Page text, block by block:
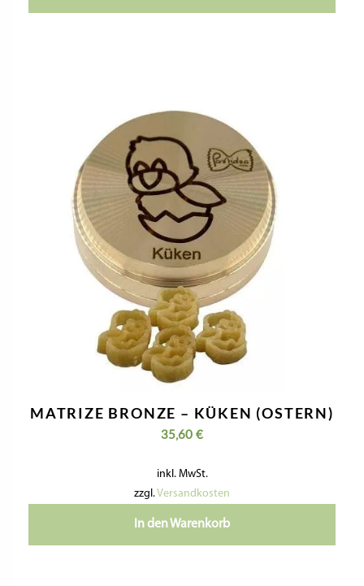
MATRIZE BRONZE – KÜKEN (OSTERN)
35,60 €
inkl. MwSt.
zzgl.Versandkosten
In den Warenkorb